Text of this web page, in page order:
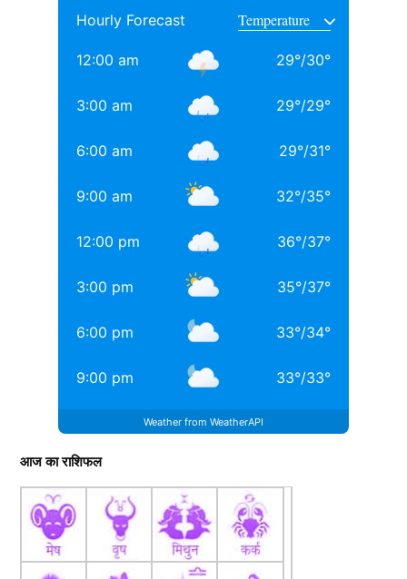
साथ अनिल थडानी, करण जौहर और अभिषेक कपूर भी पढ़ाई कर
Daughters of Bollywood Actresses: मां से भी ज्यादा
खूबसूरत? इन 3 बॉलीवुड एक्ट्रेसेस की बेटियों ने लूटी महफिल
बॉलीवुड की 3 सबसे बड़ी हीरोइन्स जिनकी नानी-परनानी कोठे पर
नाचती थीं, नाम जानकर होगी हैरानी
Hourly Forecast
12:00 am 29°/30°
3:00 am 29°/29°
6:00 am 29°/31°
9:00 am 32°/35°
12:00 pm 36°/37°
3:00 pm 35°/37°
6:00 pm 33°/34°
9:00 pm 33°/33°
Weather from WeatherAPI
आज का राशिफल